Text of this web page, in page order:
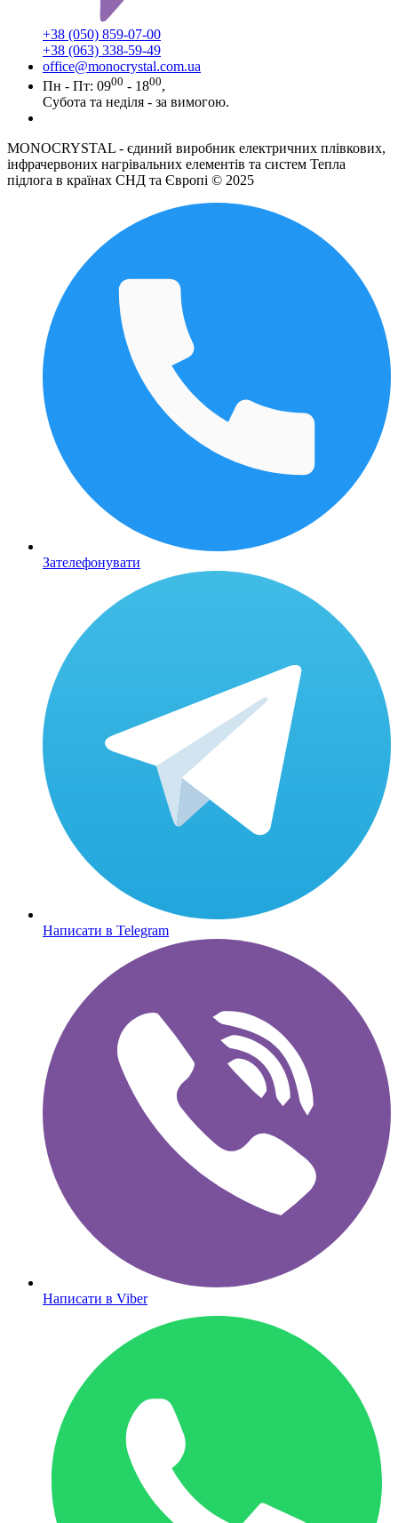
+38 (050) 859-07-00
+38 (063) 338-59-49
office@monocrystal.com.ua
Пн - Пт: 0900 - 1800,
Субота та неділя - за вимогою.
MONOCRYSTAL - єдиний виробник електричних плівкових,
інфрачервоних нагрівальних елементів та систем Тепла
підлога в країнах СНД та Європі © 2025
Зателефонувати
Написати в Telegram
Написати в Viber